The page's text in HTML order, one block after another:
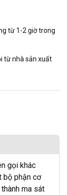
từ 1-2 giờ trong
từ nhà sản xuất
gọi khác
bộ phận cơ
ma sát